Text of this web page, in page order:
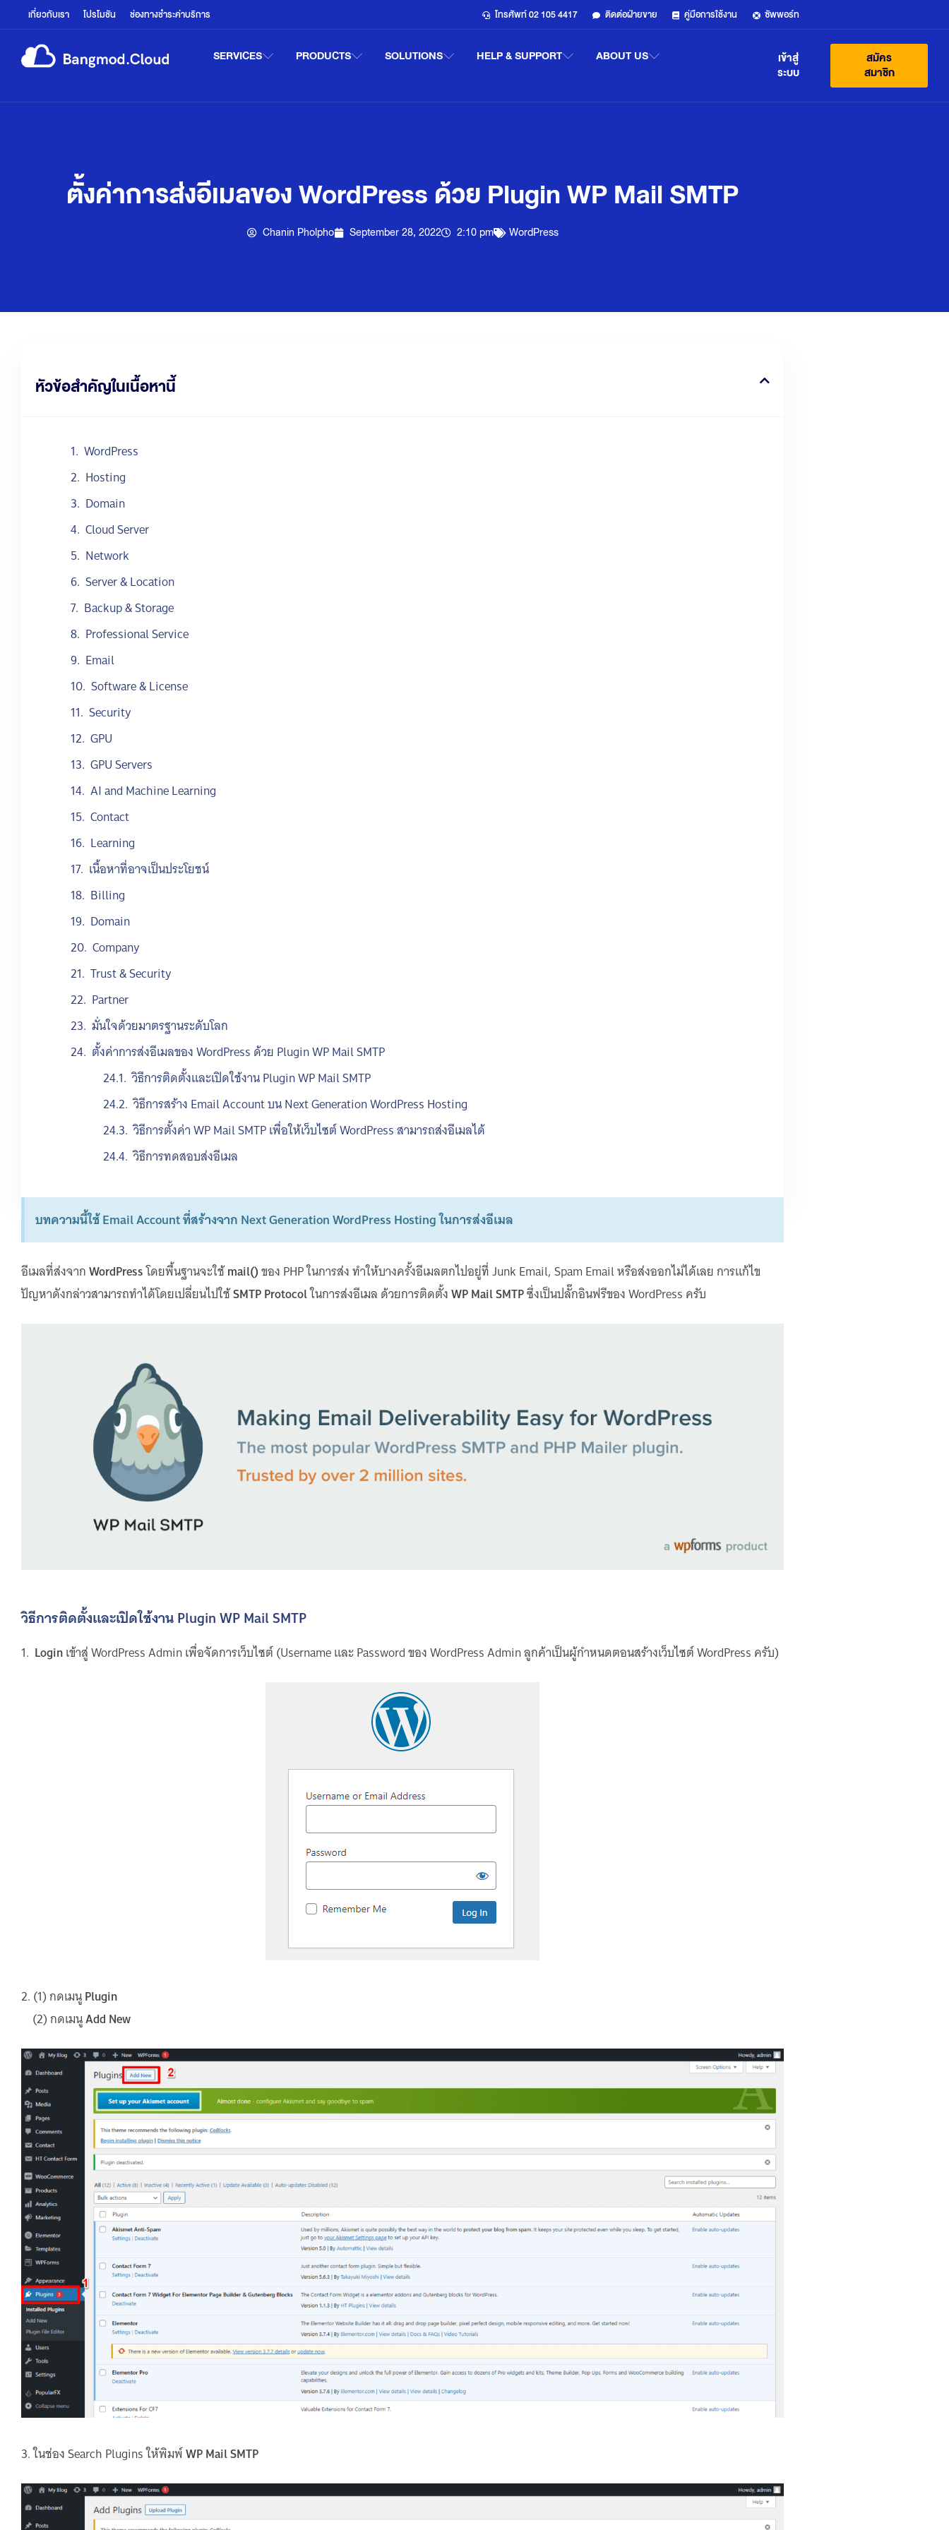
เกี่ยวกับเรา โปรโมชัน ช่องทางชำระค่าบริการ โทรศัพท์ 02 105 4417 ติดต่อฝ่ายขาย คู่มือการใช้งาน ซัพพอร์ท
SERVICES PRODUCTS SOLUTIONS HELP & SUPPORT ABOUT US
เข้าสู่
ระบบ
สมัคร
สมาชิก
ตั้งค่าการส่งอีเมลของ WordPress ด้วย Plugin WP Mail SMTP
Chanin Pholpho September 28, 2022 2:10 pm WordPress
หัวข้อสำคัญในเนื้อหานี้
WordPress
Hosting
Domain
Cloud Server
Network
Server & Location
Backup & Storage
Professional Service
Email
Software & License
Security
GPU
GPU Servers
AI and Machine Learning
Contact
Learning
เนื้อหาที่อาจเป็นประโยชน์
Billing
Domain
Company
Trust & Security
Partner
มั่นใจด้วยมาตรฐานระดับโลก
ตั้งค่าการส่งอีเมลของ WordPress ด้วย Plugin WP Mail SMTP
วิธีการติดตั้งและเปิดใช้งาน Plugin WP Mail SMTP
วิธีการสร้าง Email Account บน Next Generation WordPress Hosting
วิธีการตั้งค่า WP Mail SMTP เพื่อให้เว็บไซต์ WordPress สามารถส่งอีเมลได้
วิธีการทดสอบส่งอีเมล
บทความนี้ใช้ Email Account ที่สร้างจาก Next Generation WordPress Hosting ในการส่งอีเมล
อีเมลที่ส่งจากWordPressโดยพื้นฐานจะใช้mail()ของ PHP ในการส่ง ทำให้บางครั้งอีเมลตกไปอยู่ที่ Junk Email, Spam Email หรือส่งออกไม่ได้เลย การแก้ไข
ปัญหาดังกล่าวสามารถทำได้โดยเปลี่ยนไปใช้SMTP Protocolในการส่งอีเมล ด้วยการติดตั้งWP Mail SMTPซึ่งเป็นปลั๊กอินฟรีของ WordPress ครับ
วิธีการติดตั้งและเปิดใช้งาน Plugin WP Mail SMTP
1. Loginเข้าสู่ WordPress Admin เพื่อจัดการเว็บไซต์ (Username และ Password ของ WordPress Admin ลูกค้าเป็นผู้กำหนดตอนสร้างเว็บไซต์ WordPress ครับ)
2. (1) กดเมนูPlugin
(2) กดเมนูAdd New
3. ในช่อง Search Plugins ให้พิมพ์WP Mail SMTP